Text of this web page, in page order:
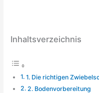
Inhaltsverzeichnis
1. Die richtigen
2. Bodenvorbereitung